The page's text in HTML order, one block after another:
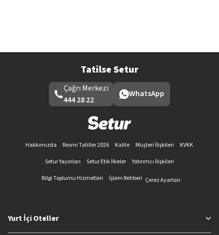
Tatilse Setur
Çağrı Merkezi
444 28 22
WhatsApp
Hakkımızda Resmi Tatiller 2026 Kalite Müşteri İlişkileri
KVKK
Setur Yayınları
Setur Etik İlkeler
Yatırımcı İlişkileri
Bilgi Toplumu Hizmetleri
İşlem Rehberi Çerez Ayarları
Yurt İçi Oteller